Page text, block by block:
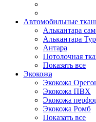
Автомобильные
Алькантара
Алькантара
Антара
Потолочная
Показать все
Экокожа
Экокожа
Экокожа ПВХ
Экокожа
Экокожа Ромб
Показать все